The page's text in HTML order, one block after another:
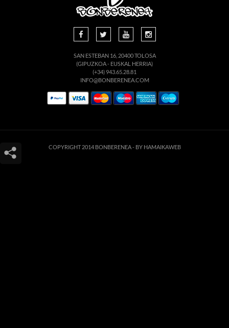
SAN ESTEBAN 16, 20400 TOLOSA
(GIPUZKOA - EUSKAL HERRIA)
(+34) 943.65.28.81
INFO@BONBERENEA.COM
COPYRIGHT 2014 BONBERENEA - BY HAMAIKAWEB